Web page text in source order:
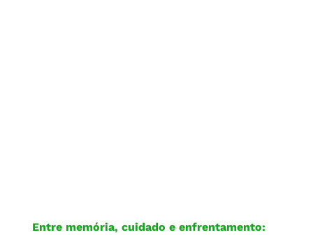
Entre memória, cuidado e enfrentamento: